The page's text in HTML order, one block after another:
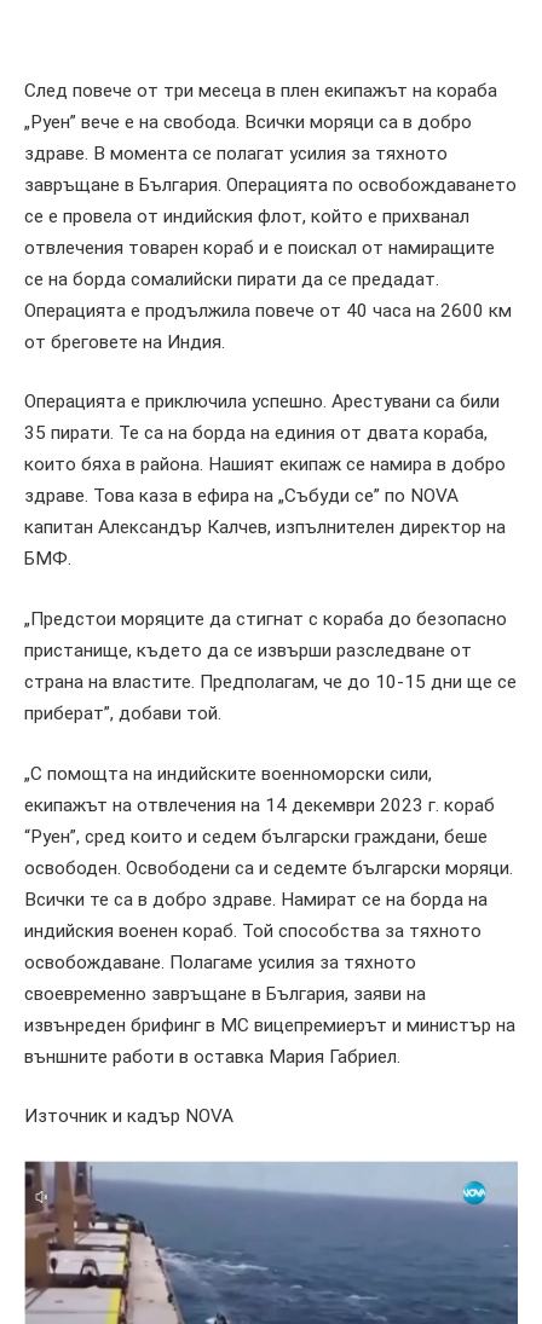
След повече от три месеца в плен екипажът на кораба
„Руен” вече е на свобода. Всички моряци са в добро
здраве. В момента се полагат усилия за тяхното
завръщане в България. Операцията по освобождаването
се е провела от индийския флот, който е прихванал
отвлечения товарен кораб и е поискал от намиращите
се на борда сомалийски пирати да се предадат.
Операцията е продължила повече от 40 часа на 2600 км
от бреговете на Индия.
Операцията е приключила успешно. Арестувани са били
35 пирати. Те са на борда на единия от двата кораба,
които бяха в района. Нашият екипаж се намира в добро
здраве. Това каза в ефира на „Събуди се” по NOVA
капитан Александър Калчев, изпълнителен директор на
БМФ.
„Предстои моряците да стигнат с кораба до безопасно
пристанище, където да се извърши разследване от
страна на властите. Предполагам, че до 10-15 дни ще се
приберат”, добави той.
„С помощта на индийските военноморски сили,
екипажът на отвлечения на 14 декември 2023 г. кораб
“Руен”, сред които и седем български граждани, беше
освободен. Освободени са и седемте български моряци.
Всички те са в добро здраве. Намират се на борда на
индийския военен кораб. Той способства за тяхното
освобождаване. Полагаме усилия за тяхното
своевременно завръщане в България, заяви на
извънреден брифинг в МС вицепремиерът и министър на
външните работи в оставка Мария Габриел.
Източник и кадър NOVA